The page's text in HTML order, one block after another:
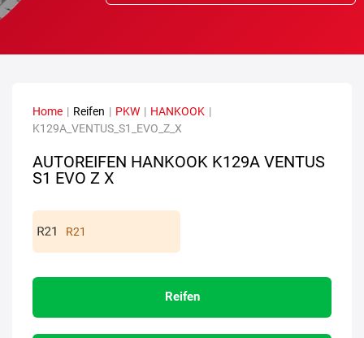
Home | Reifen | PKW | HANKOOK |
K129A_VENTUS_S1_EVO_Z_X
AUTOREIFEN HANKOOK K129A VENTUS
S1 EVO Z X
R21
Reifen